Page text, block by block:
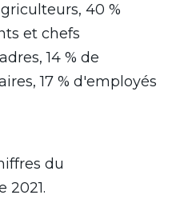
40 %
et chefs
14 % de
17 % d'employés
du
2021.